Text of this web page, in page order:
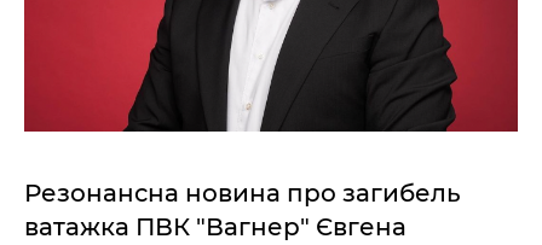
Резонансна новина про загибель
ватажка ПВК "Вагнер" Євгена